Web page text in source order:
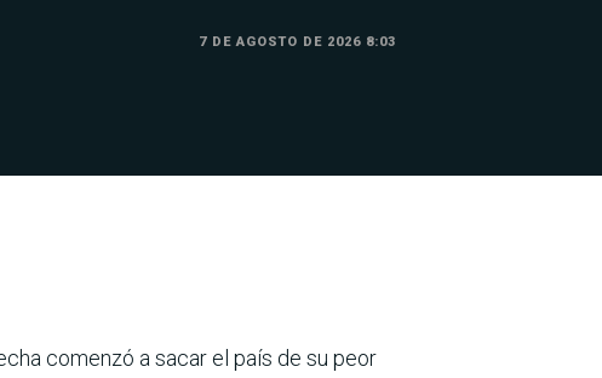
7 DE AGOSTO DE 2026 8:03
comenzó a sacar el país de su peor